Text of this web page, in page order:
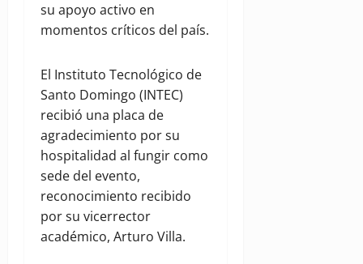
su apoyo activo en
momentos críticos del país.
El Instituto Tecnológico de
Santo Domingo (INTEC)
recibió una placa de
agradecimiento por su
hospitalidad al fungir como
sede del evento,
reconocimiento recibido
por su vicerrector
académico, Arturo Villa.